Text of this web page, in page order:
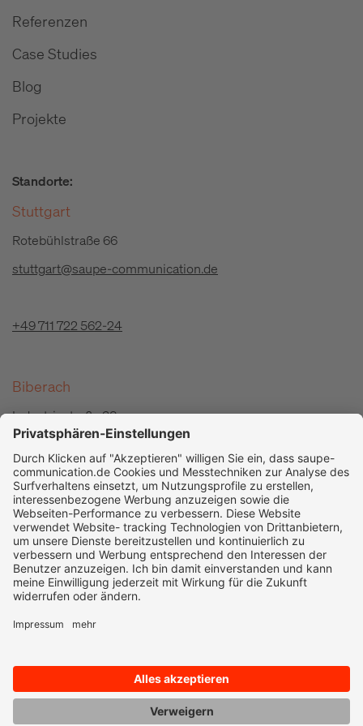
Referenzen
Case Studies
Blog
Projekte
Standorte:
Stuttgart
Rotebühlstraße 66
stuttgart@saupe-communication.de
+49 711 722 562-24
Biberach
Industriestraße 38
info@saupe-communication.de
+49 7351 1897-10
As seen on: